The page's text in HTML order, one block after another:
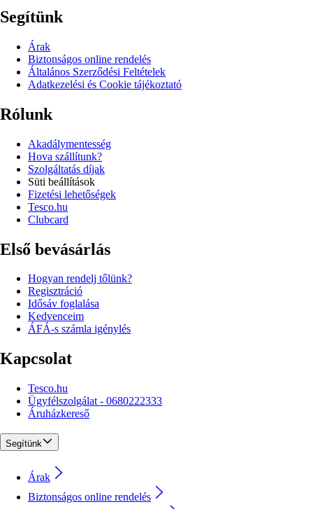
Segítünk
Árak
Biztonságos online rendelés
Általános Szerződési Feltételek
Adatkezelési és Cookie tájékoztató
Rólunk
Akadálymentesség
Hova szállítunk?
Szolgáltatás díjak
Süti beállítások
Fizetési lehetőségek
Tesco.hu
Clubcard
Első bevásárlás
Hogyan rendelj tőlünk?
Regisztráció
Idősáv foglalása
Kedvenceim
ÁFÁ-s számla igénylés
Kapcsolat
Tesco.hu
Ügyfélszolgálat - 0680222333
Áruházkereső
Segítünk
Árak
Biztonságos online rendelés